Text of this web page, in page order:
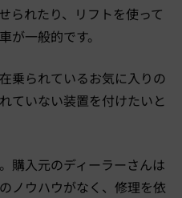
られたり、リフトを使って
が一般的です。
乗られているお気に入りの
ていない装置を付けたいと
購入元のディーラーさんは
ノウハウがなく、修理を依